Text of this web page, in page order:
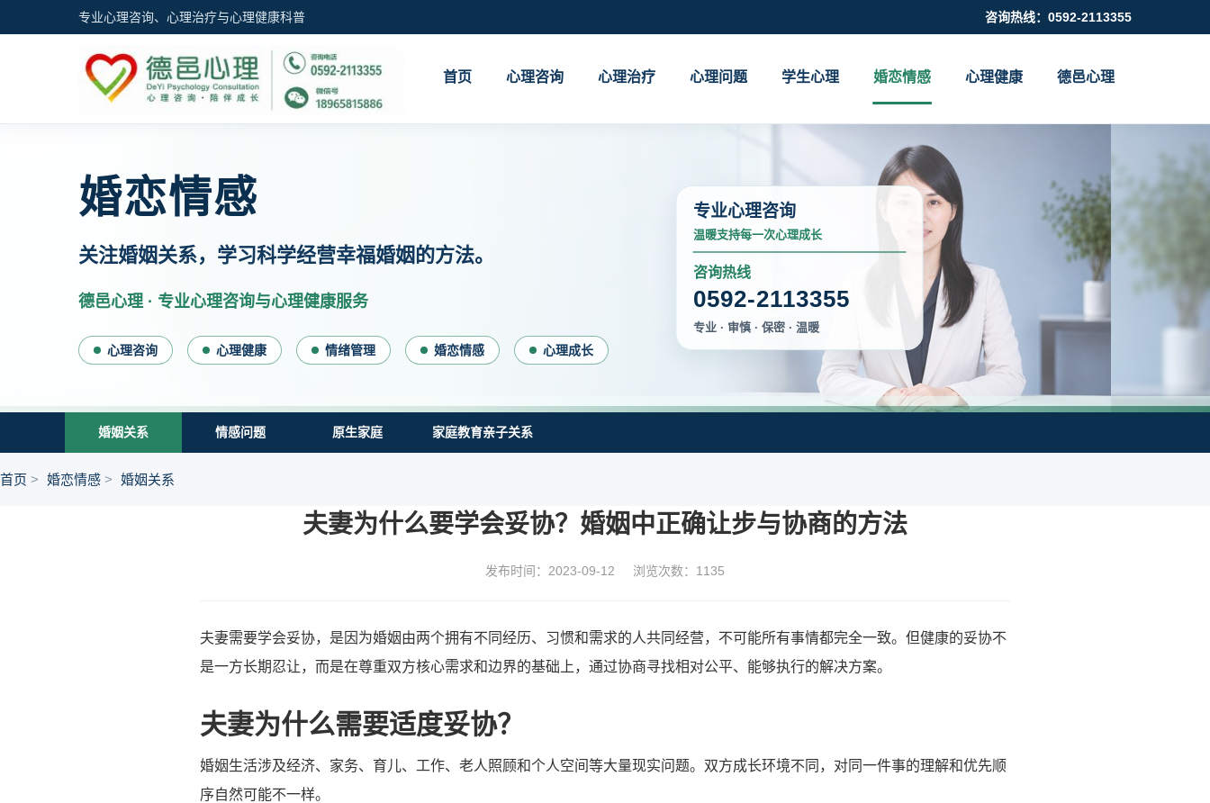
专业心理咨询、心理治疗与心理健康科普 咨询热线：0592-2113355
首页 心理咨询 心理治疗 心理问题 学生心理 婚恋情感 心理健康 德邑心理
婚恋情感
关注婚姻关系，学习科学经营幸福婚姻的方法。
德邑心理 · 专业心理咨询与心理健康服务
心理咨询 心理健康 情绪管理 婚恋情感 心理成长
专业心理咨询
温暖支持每一次心理成长
咨询热线
0592-2113355
专业 · 审慎 · 保密 · 温暖
婚姻关系 情感问题 原生家庭 家庭教育亲子关系
首页 婚恋情感 婚姻关系
夫妻为什么要学会妥协？婚姻中正确让步与协商的方法
发布时间：2023-09-12 浏览次数： 1135
夫妻需要学会妥协，是因为婚姻由两个拥有不同经历、习惯和需求的人共同经营，不可能所有事情都完全一致。但健康的妥协不
是一方长期忍让，而是在尊重双方核心需求和边界的基础上，通过协商寻找相对公平、能够执行的解决方案。
夫妻为什么需要适度妥协？
婚姻生活涉及经济、家务、育儿、工作、老人照顾和个人空间等大量现实问题。双方成长环境不同，对同一件事的理解和优先顺
序自然可能不一样。